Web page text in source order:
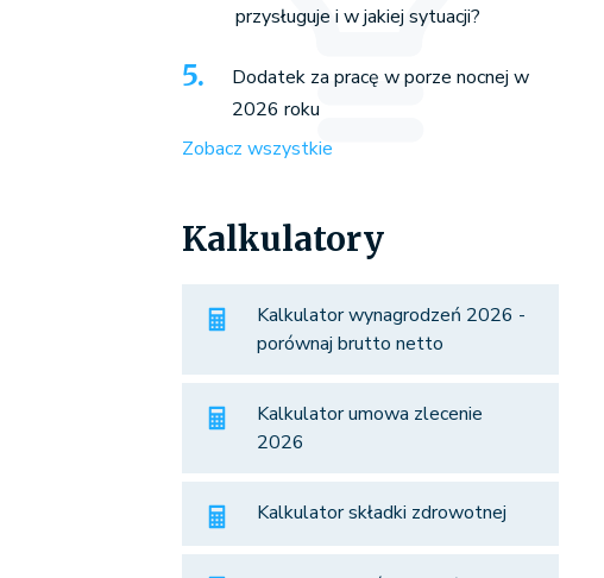
przysługuje i w jakiej sytuacji?
Dodatek za pracę w porze nocnej w
2026 roku
Zobacz wszystkie
Kalkulatory
Kalkulator wynagrodzeń 2026 -
porównaj brutto netto
Kalkulator umowa zlecenie
2026
Kalkulator składki zdrowotnej